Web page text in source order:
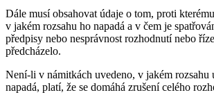
Dále musí obsahovat údaje o tom, proti
v jakém rozsahu ho napadá a v čem je
předpisy nebo nesprávnost rozhodnutí nebo
předcházelo.
Není-li v námitkách uvedeno, v jakém rozsahu
napadá, platí, že se domáhá zrušení celého